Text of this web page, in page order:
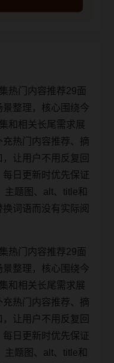
热门内容推荐29面
整理，核心围绕今
和相关长尾需求展
热门内容推荐、摘
让用户不用反复回
日更新时优先保证
主题图、alt、title和
词语而没有实际阅
热门内容推荐29面
整理，核心围绕今
和相关长尾需求展
热门内容推荐、摘
让用户不用反复回
日更新时优先保证
主题图、alt、title和